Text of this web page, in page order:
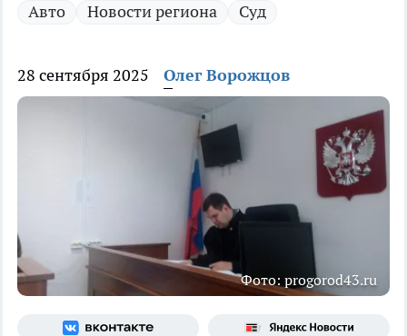
Авто Новости региона Суд
28 сентября 2025 Олег Ворожцов
Фото: progorod43.ru